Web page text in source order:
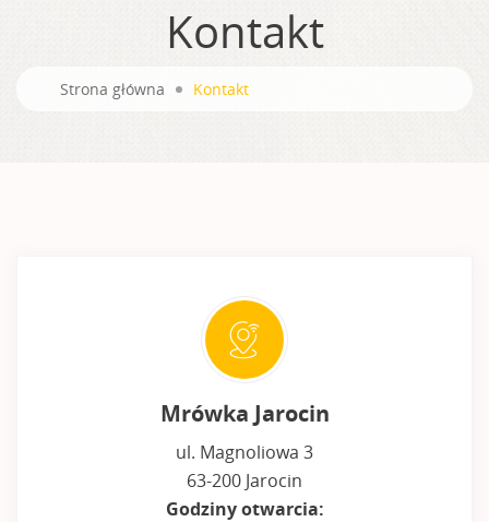
Kontakt
Strona główna Kontakt
Mrówka Jarocin
ul. Magnoliowa 3
63-200 Jarocin
Godziny otwarcia: